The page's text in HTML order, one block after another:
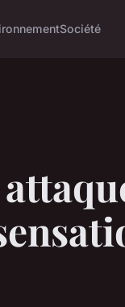
Société